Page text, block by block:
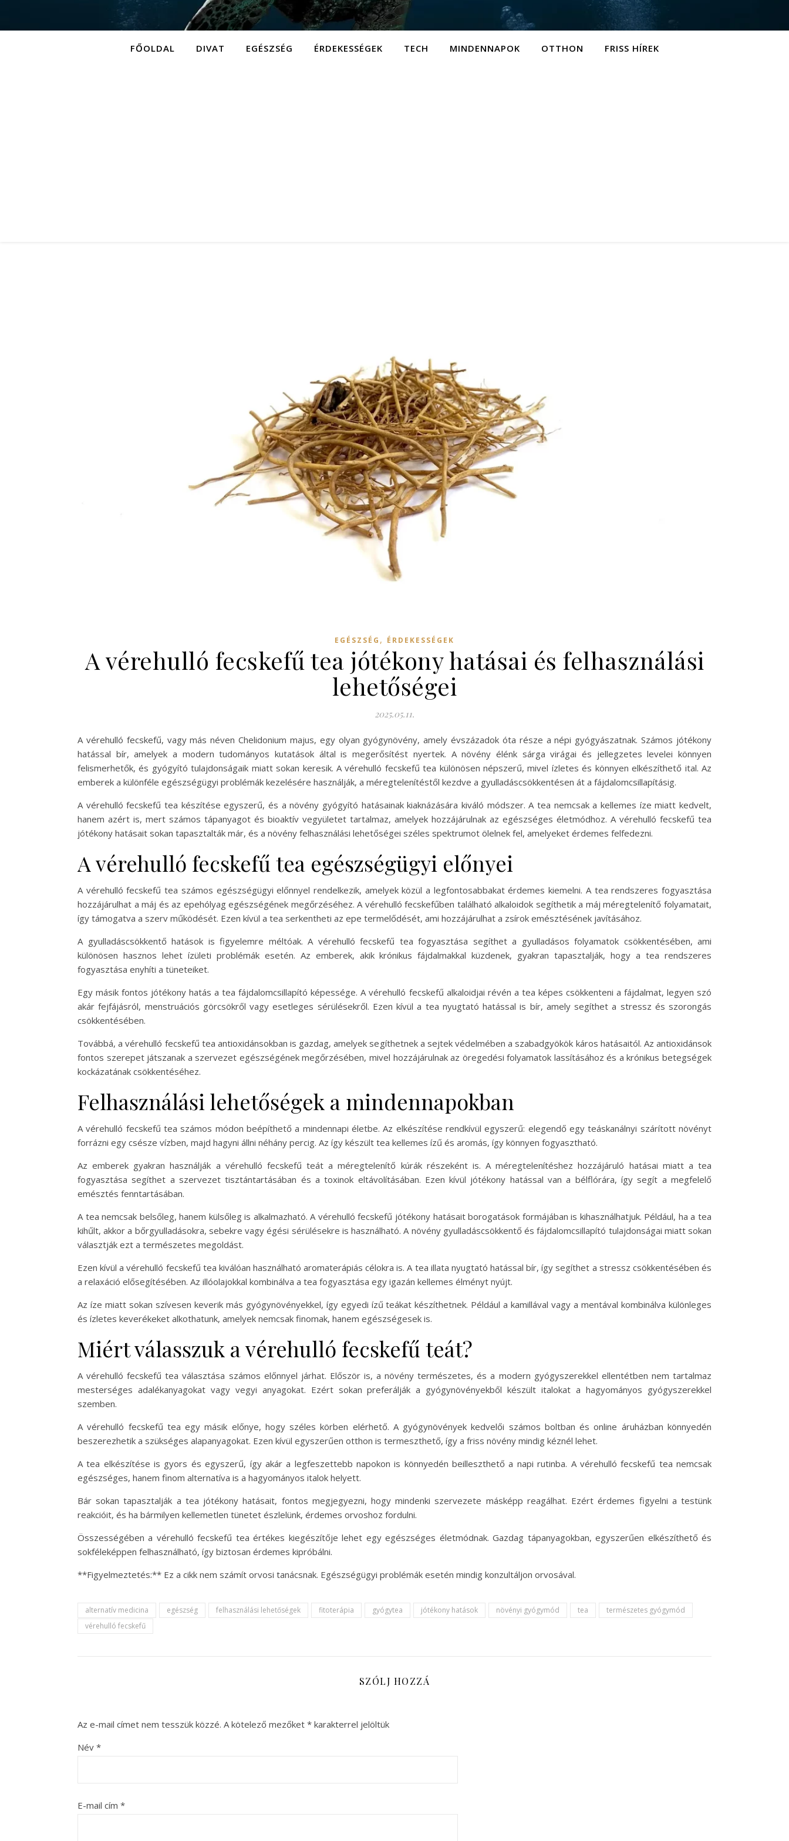
FŐOLDAL DIVAT EGÉSZSÉG ÉRDEKESSÉGEK TECH MINDENNAPOK OTTHON FRISS HÍREK
EGÉSZSÉG , ÉRDEKESSÉGEK
A vérehulló fecskefű tea jótékony hatásai és felhasználási
lehetőségei
2025.05.11.
A vérehulló fecskefű, vagy más néven Chelidonium majus, egy olyan gyógynövény, amely évszázadok óta része a népi gyógyászatnak. Számos jótékony
hatással bír, amelyek a modern tudományos kutatások által is megerősítést nyertek. A növény élénk sárga virágai és jellegzetes levelei könnyen
felismerhetők, és gyógyító tulajdonságaik miatt sokan keresik. A vérehulló fecskefű tea különösen népszerű, mivel ízletes és könnyen elkészíthető ital. Az
emberek a különféle egészségügyi problémák kezelésére használják, a méregtelenítéstől kezdve a gyulladáscsökkentésen át a fájdalomcsillapításig.
A vérehulló fecskefű tea készítése egyszerű, és a növény gyógyító hatásainak kiaknázására kiváló módszer. A tea nemcsak a kellemes íze miatt kedvelt,
hanem azért is, mert számos tápanyagot és bioaktív vegyületet tartalmaz, amelyek hozzájárulnak az egészséges életmódhoz. A vérehulló fecskefű tea
jótékony hatásait sokan tapasztalták már, és a növény felhasználási lehetőségei széles spektrumot ölelnek fel, amelyeket érdemes felfedezni.
A vérehulló fecskefű tea egészségügyi előnyei
A vérehulló fecskefű tea számos egészségügyi előnnyel rendelkezik, amelyek közül a legfontosabbakat érdemes kiemelni. A tea rendszeres fogyasztása
hozzájárulhat a máj és az epehólyag egészségének megőrzéséhez. A vérehulló fecskefűben található alkaloidok segíthetik a máj méregtelenítő folyamatait,
így támogatva a szerv működését. Ezen kívül a tea serkentheti az epe termelődését, ami hozzájárulhat a zsírok emésztésének javításához.
A gyulladáscsökkentő hatások is figyelemre méltóak. A vérehulló fecskefű tea fogyasztása segíthet a gyulladásos folyamatok csökkentésében, ami
különösen hasznos lehet ízületi problémák esetén. Az emberek, akik krónikus fájdalmakkal küzdenek, gyakran tapasztalják, hogy a tea rendszeres
fogyasztása enyhíti a tüneteiket.
Egy másik fontos jótékony hatás a tea fájdalomcsillapító képessége. A vérehulló fecskefű alkaloidjai révén a tea képes csökkenteni a fájdalmat, legyen szó
akár fejfájásról, menstruációs görcsökről vagy esetleges sérülésekről. Ezen kívül a tea nyugtató hatással is bír, amely segíthet a stressz és szorongás
csökkentésében.
Továbbá, a vérehulló fecskefű tea antioxidánsokban is gazdag, amelyek segíthetnek a sejtek védelmében a szabadgyökök káros hatásaitól. Az antioxidánsok
fontos szerepet játszanak a szervezet egészségének megőrzésében, mivel hozzájárulnak az öregedési folyamatok lassításához és a krónikus betegségek
kockázatának csökkentéséhez.
Felhasználási lehetőségek a mindennapokban
A vérehulló fecskefű tea számos módon beépíthető a mindennapi életbe. Az elkészítése rendkívül egyszerű: elegendő egy teáskanálnyi szárított növényt
forrázni egy csésze vízben, majd hagyni állni néhány percig. Az így készült tea kellemes ízű és aromás, így könnyen fogyasztható.
Az emberek gyakran használják a vérehulló fecskefű teát a méregtelenítő kúrák részeként is. A méregtelenítéshez hozzájáruló hatásai miatt a tea
fogyasztása segíthet a szervezet tisztántartásában és a toxinok eltávolításában. Ezen kívül jótékony hatással van a bélflórára, így segít a megfelelő
emésztés fenntartásában.
A tea nemcsak belsőleg, hanem külsőleg is alkalmazható. A vérehulló fecskefű jótékony hatásait borogatások formájában is kihasználhatjuk. Például, ha a tea
kihűlt, akkor a bőrgyulladásokra, sebekre vagy égési sérülésekre is használható. A növény gyulladáscsökkentő és fájdalomcsillapító tulajdonságai miatt sokan
választják ezt a természetes megoldást.
Ezen kívül a vérehulló fecskefű tea kiválóan használható aromaterápiás célokra is. A tea illata nyugtató hatással bír, így segíthet a stressz csökkentésében és
a relaxáció elősegítésében. Az illóolajokkal kombinálva a tea fogyasztása egy igazán kellemes élményt nyújt.
Az íze miatt sokan szívesen keverik más gyógynövényekkel, így egyedi ízű teákat készíthetnek. Például a kamillával vagy a mentával kombinálva különleges
és ízletes keverékeket alkothatunk, amelyek nemcsak finomak, hanem egészségesek is.
Miért válasszuk a vérehulló fecskefű teát?
A vérehulló fecskefű tea választása számos előnnyel járhat. Először is, a növény természetes, és a modern gyógyszerekkel ellentétben nem tartalmaz
mesterséges adalékanyagokat vagy vegyi anyagokat. Ezért sokan preferálják a gyógynövényekből készült italokat a hagyományos gyógyszerekkel
szemben.
A vérehulló fecskefű tea egy másik előnye, hogy széles körben elérhető. A gyógynövények kedvelői számos boltban és online áruházban könnyedén
beszerezhetik a szükséges alapanyagokat. Ezen kívül egyszerűen otthon is termeszthető, így a friss növény mindig kéznél lehet.
A tea elkészítése is gyors és egyszerű, így akár a legfeszettebb napokon is könnyedén beilleszthető a napi rutinba. A vérehulló fecskefű tea nemcsak
egészséges, hanem finom alternatíva is a hagyományos italok helyett.
Bár sokan tapasztalják a tea jótékony hatásait, fontos megjegyezni, hogy mindenki szervezete másképp reagálhat. Ezért érdemes figyelni a testünk
reakcióit, és ha bármilyen kellemetlen tünetet észlelünk, érdemes orvoshoz fordulni.
Összességében a vérehulló fecskefű tea értékes kiegészítője lehet egy egészséges életmódnak. Gazdag tápanyagokban, egyszerűen elkészíthető és
sokféleképpen felhasználható, így biztosan érdemes kipróbálni.
**Figyelmeztetés:** Ez a cikk nem számít orvosi tanácsnak. Egészségügyi problémák esetén mindig konzultáljon orvosával.
alternatív medicina egészség felhasználási lehetőségek fitoterápia gyógytea jótékony hatások növényi gyógymód tea
természetes gyógymód
vérehulló fecskefű
SZÓLJ HOZZÁ
Az e-mail címet nem tesszük közzé. A kötelező mezőket * karakterrel jelöltük
Név *
E-mail cím *